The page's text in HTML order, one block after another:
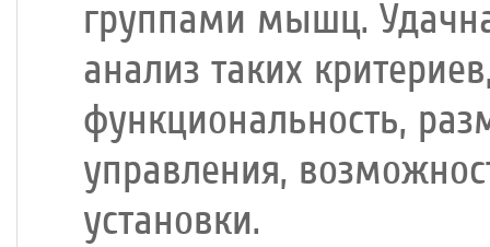
группами мышц.
анализ таких
функциональность,
управления,
установки.